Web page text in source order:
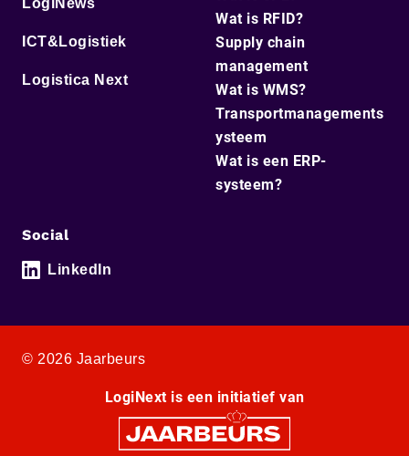
ICT&Logistiek
Logistica Next
Wat is RFID?
Supply chain
management
Wat is WMS?
Transportmanagements
ysteem
Wat is een ERP-
systeem?
Social
LinkedIn
© 2026 Jaarbeurs
LogiNext is een initiatief van